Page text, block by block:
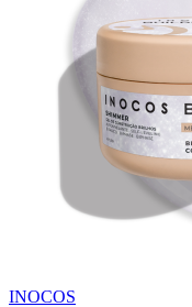
INOCOS